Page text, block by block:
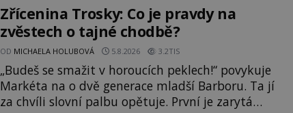
pláž Dumas ve městě Surat. Gu
Zřícenina Trosky: Co je pravdy na
zvěstech o tajné chodbě?
OD MICHAELA HOLUBOVÁ 5.8.2026 3.2TIS
„Budeš se smažit v horoucích peklech!“ povykuje
Markéta na o dvě generace mladší Barboru. Ta jí
za chvíli slovní palbu opětuje. První je zarytá